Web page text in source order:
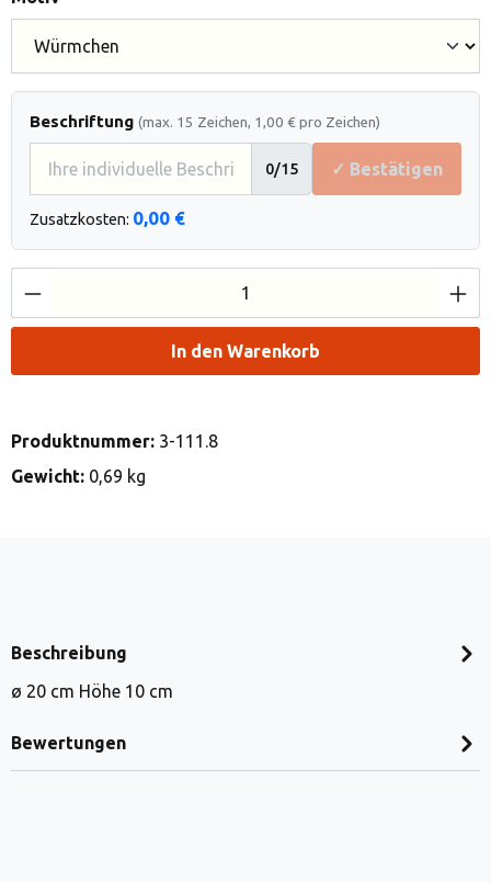
Beschriftung (max. 15 Zeichen, 1,00 € pro Zeichen)
0/15 ✓ Bestätigen
Zusatzkosten: 0,00 €
Produkt Anzahl: Gib den gewünschten
In den Warenkorb
Produktnummer: 3-111.8
Gewicht: 0,69 kg
Beschreibung
ø 20 cm Höhe 10 cm
Bewertungen